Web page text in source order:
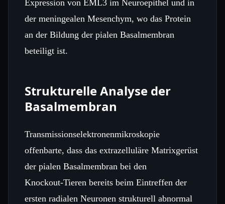
Expression von EML3 im Neuroepithel und in
der meningealen Mesenchym, wo das Protein
an der Bildung der pialen Basalmembran
beteiligt ist.
Strukturelle Analyse der
Basalmembran
Transmissionselektronenmikroskopie
offenbarte, dass das extrazelluläre Matrixgerüst
der pialen Basalmembran bei den
Knockout‑Tieren bereits beim Eintreffen der
ersten radialen Neuronen strukturell abnormal